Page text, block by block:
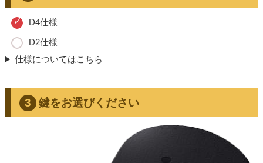
D4仕様
D2仕様
仕様についてはこちら
鍵をお選びください